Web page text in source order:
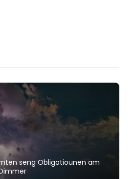
seng Obligatiounen am